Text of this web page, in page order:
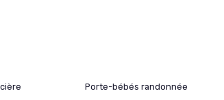
Porte-bébés randonnée